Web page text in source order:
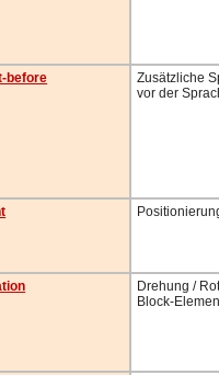
before
Zusätzliche
vor der
Drehung /
Block-